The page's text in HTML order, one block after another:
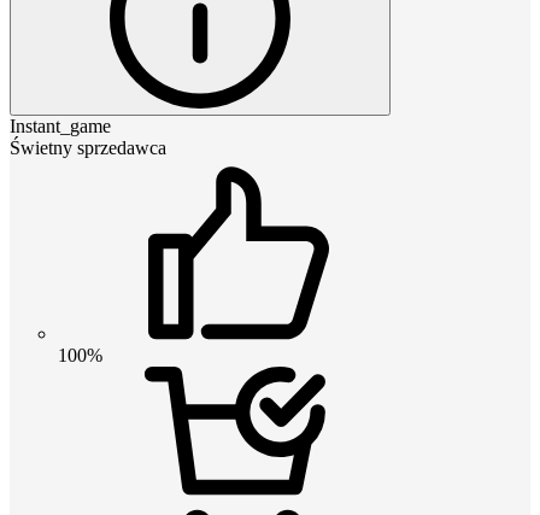
Instant_game
Świetny sprzedawca
100%